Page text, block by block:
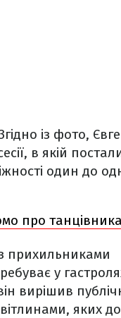
із фото,
в якій
один до
про танцівника
прихильниками
у
вирішив
яких